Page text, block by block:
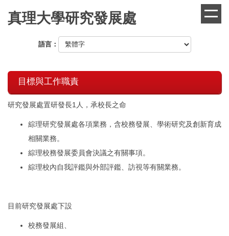
區
真理大學研究發展處
語言：
目標與工作職責
研究發展處置研發長1人，承校長之命
綜理研究發展處各項業務，含校務發展、學術研究及創新育成
相關業務。
綜理校務發展委員會決議之有關事項。
綜理校內自我評鑑與外部評鑑、訪視等有關業務。
目前研究發展處下設
校務發展組、